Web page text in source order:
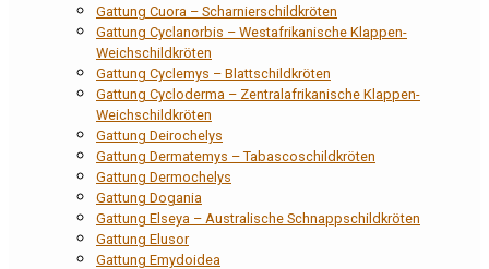
Gattung Cuora – Scharnierschildkröten
Gattung Cyclanorbis – Westafrikanische Klappen-
Weichschildkröten
Gattung Cyclemys – Blattschildkröten
Gattung Cycloderma – Zentralafrikanische Klappen-
Weichschildkröten
Gattung Deirochelys
Gattung Dermatemys – Tabascoschildkröten
Gattung Dermochelys
Gattung Dogania
Gattung Elseya – Australische Schnappschildkröten
Gattung Elusor
Gattung Emydoidea